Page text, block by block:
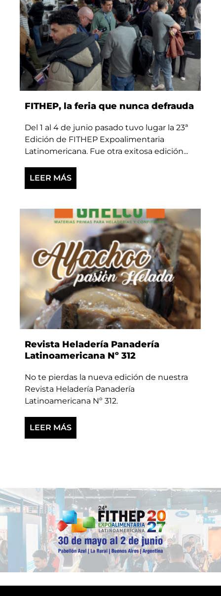
FITHEP, la feria que nunca defrauda
Del 1 al 4 de junio pasado tuvo lugar la 23ª
Edición de FITHEP Expoalimentaria
Latinomericana. Fue otra exitosa edición...
LEER MÁS
Revista Heladería Panadería
Latinoamericana Nº 312
No te pierdas la nueva edición de nuestra
Revista Heladería Panadería
Latinoamericana Nº 312.
LEER MÁS